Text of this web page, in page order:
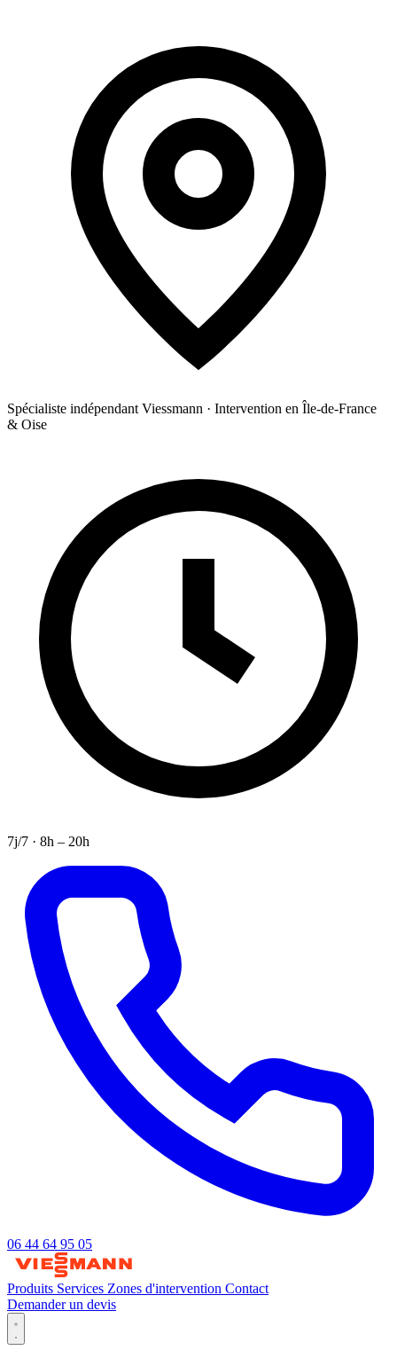
Spécialiste indépendant Viessmann · Intervention en Île-de-France
& Oise
7j/7 · 8h – 20h
06 44 64 95 05
Produits Services Zones d'intervention Contact
Demander un devis